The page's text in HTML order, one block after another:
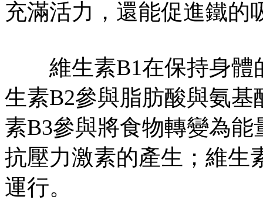
充滿活力，還能促進鐵的
維生素B1在保持身體
生素B2參與脂肪酸與氨
素B3參與將食物轉變為
抗壓力激素的產生；維生
運行。